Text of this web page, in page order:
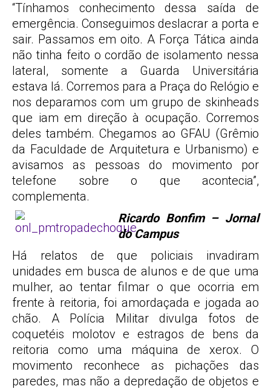
“Tínhamos conhecimento dessa saída de
emergência. Conseguimos deslacrar a porta e
sair. Passamos em oito. A Força Tática ainda
não tinha feito o cordão de isolamento nessa
lateral, somente a Guarda Universitária
estava lá. Corremos para a Praça do Relógio e
nos deparamos com um grupo de skinheads
que iam em direção à ocupação. Corremos
deles também. Chegamos ao GFAU (Grêmio
da Faculdade de Arquitetura e Urbanismo) e
avisamos as pessoas do movimento por
telefone sobre o que acontecia”,
complementa.
Ricardo Bonfim – Jornal
do Campus
Há relatos de que policiais invadiram
unidades em busca de alunos e de que uma
mulher, ao tentar filmar o que ocorria em
frente à reitoria, foi amordaçada e jogada ao
chão. A Polícia Militar divulga fotos de
coquetéis molotov e estragos de bens da
reitoria como uma máquina de xerox. O
movimento reconhece as pichações das
paredes, mas não a depredação de objetos e